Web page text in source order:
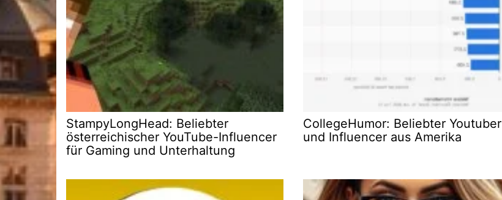
StampyLongHead: Beliebter
österreichischer YouTube-Influencer
für Gaming und Unterhaltung
CollegeHumor: Beliebter Youtuber
und Influencer aus Amerika